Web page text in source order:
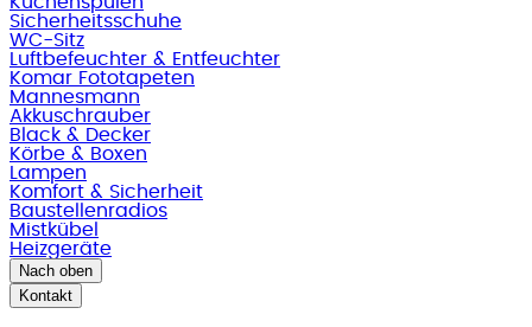
Sicherheitsschuhe
WC-Sitz
Luftbefeuchter & Entfeuchter
Komar Fototapeten
Mannesmann
Akkuschrauber
Black & Decker
Körbe & Boxen
Lampen
Komfort & Sicherheit
Baustellenradios
Mistkübel
Heizgeräte
Nach oben
Kontakt